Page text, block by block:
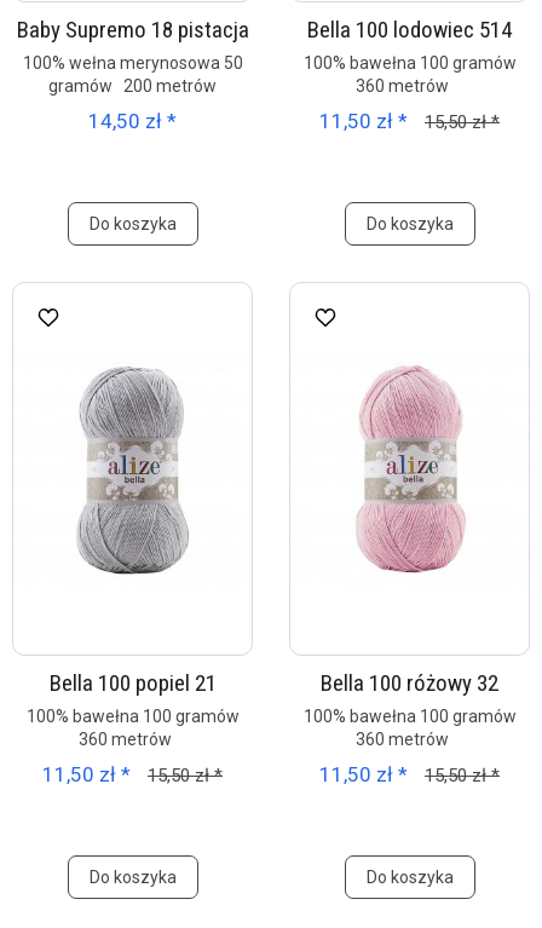
Baby Supremo 18 pistacja
100% wełna merynosowa 50
gramów 200 metrów
14,50 zł *
Do koszyka
Bella 100 lodowiec 514
100% bawełna 100 gramów
360 metrów
11,50 zł * 15,50 zł *
Do koszyka
Bella 100 popiel 21
100% bawełna 100 gramów
360 metrów
11,50 zł * 15,50 zł *
Do koszyka
Bella 100 różowy 32
100% bawełna 100 gramów
360 metrów
11,50 zł * 15,50 zł *
Do koszyka